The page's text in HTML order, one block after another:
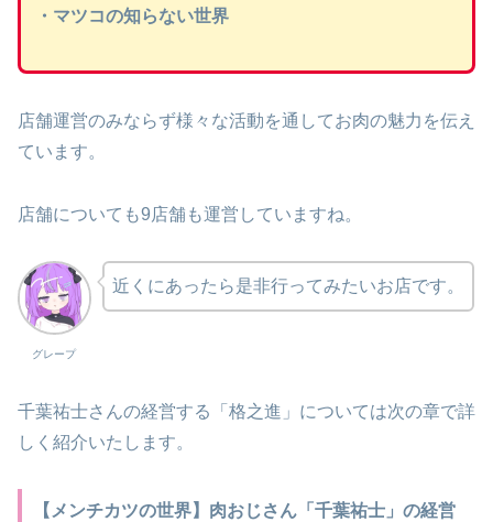
・マツコの知らない世界
店舗運営のみならず様々な活動を通してお肉の魅力を伝え
ています。
店舗についても9店舗も運営していますね。
グレープ
近くにあったら是非行ってみたいお店です。
千葉祐士さんの経営する「格之進」については次の章で詳
しく紹介いたします。
【メンチカツの世界】肉おじさん「千葉祐士」の経営